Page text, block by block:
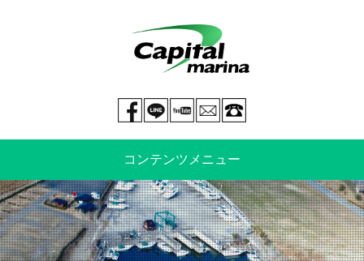
mail
You tube
LINE@
Facebook page
コンテンツメニュー
中古艇情報 新艇情報
船のご売却 整備・特殊艤装